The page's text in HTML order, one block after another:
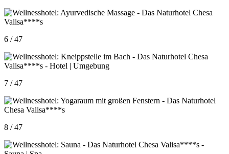
6 / 47
7 / 47
8 / 47